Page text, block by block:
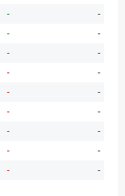
-
-
-
-
-
-
-
-
-
-
-
-
-
-
-
-
- -